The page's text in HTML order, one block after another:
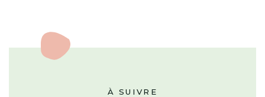
À SUIVRE